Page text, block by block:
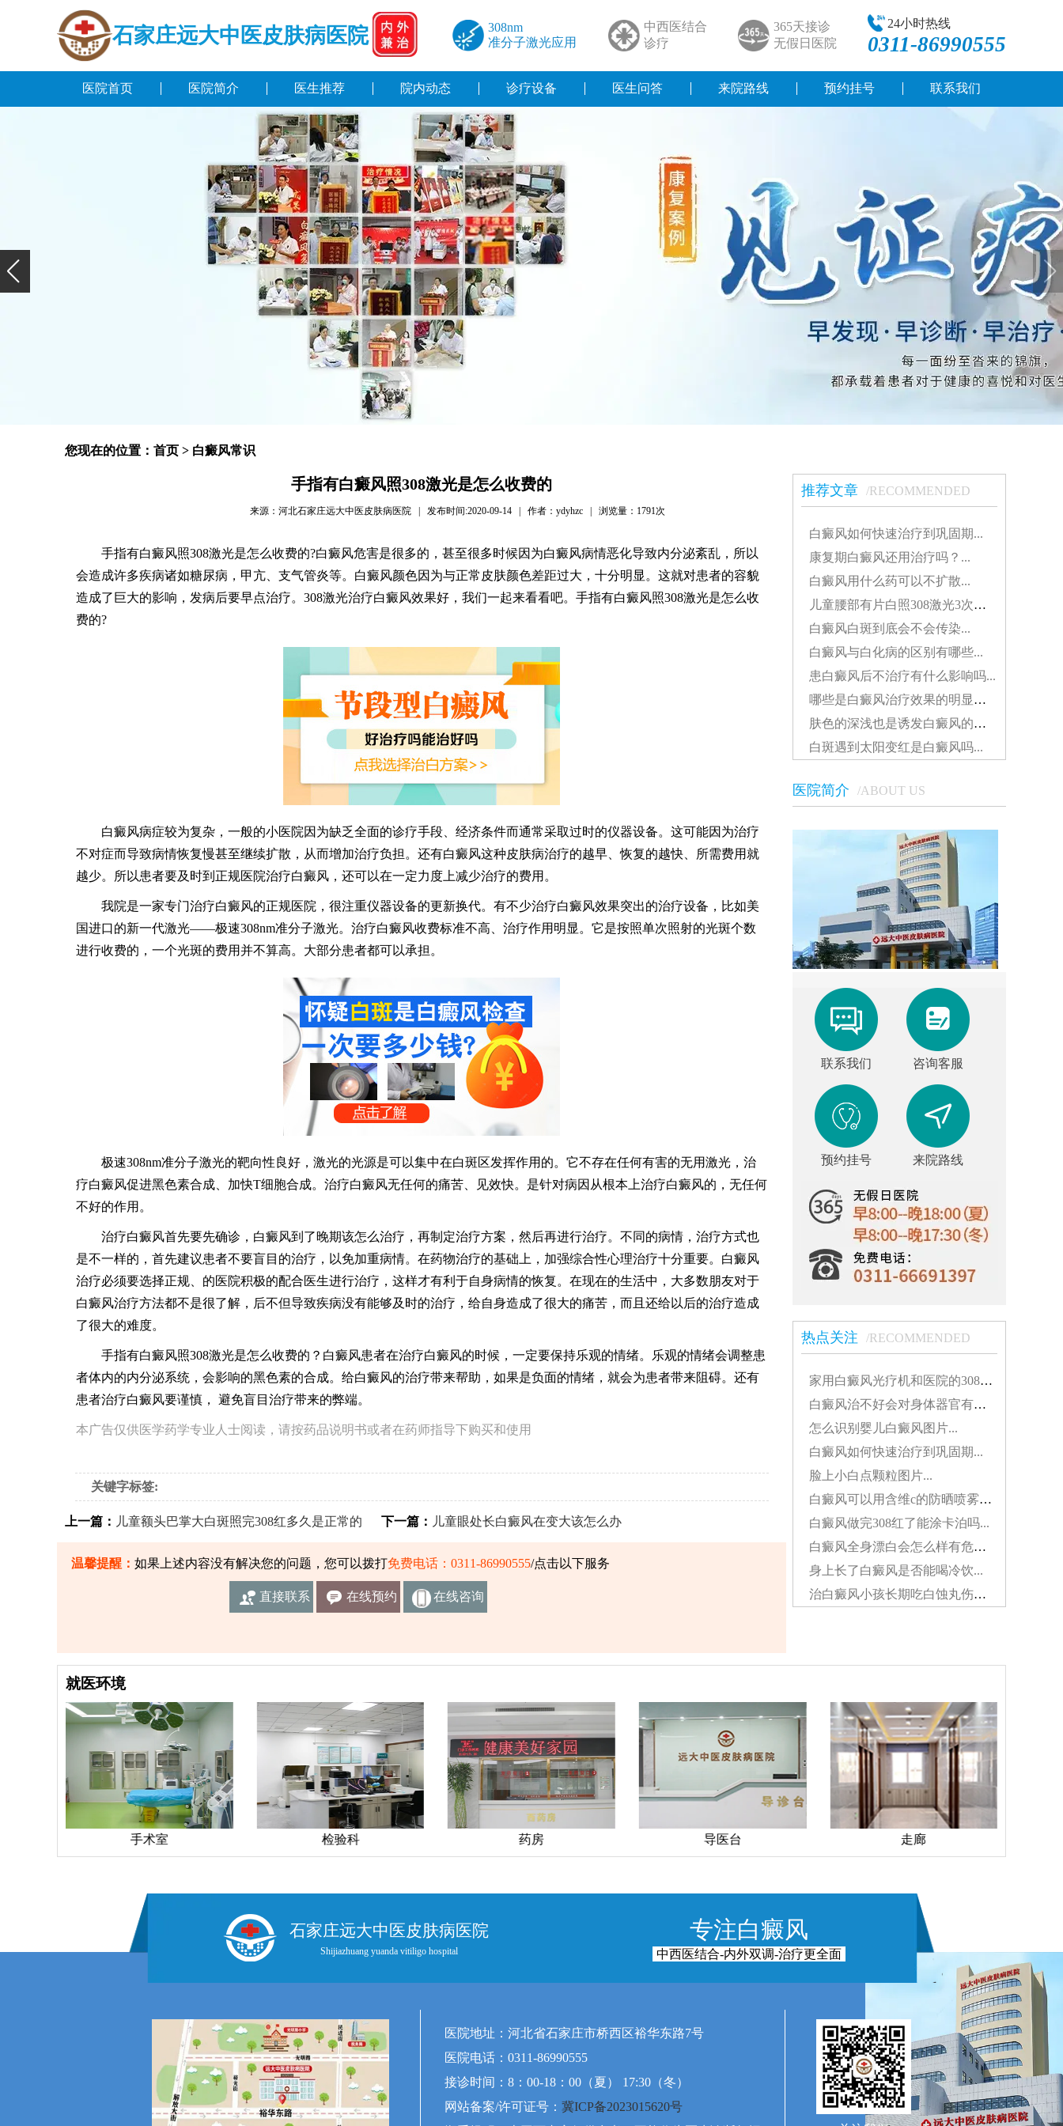
石家庄远大中医皮肤病医院
308nm
准分子激光应用
中西医结合
诊疗
365天接诊
无假日医院
24小时热线
0311-86990555
医院首页 医院简介 医生推荐 院内动态 诊疗设备 医生问答 来院路线 预约挂号 联系我们
您现在的位置： 首页 > 白癜风常识
手指有白癜风照308激光是怎么收费的
来源：河北石家庄远大中医皮肤病医院 | 发布时间:2020-09-14 | 作者：ydyhzc | 浏览量： 1791次
手指有白癜风照308激光是怎么收费的?白癜风危害是很多的，甚至很多时候因为白癜风病情恶化导致内分泌紊乱，所以
会造成许多疾病诸如糖尿病，甲亢、支气管炎等。白癜风颜色因为与正常皮肤颜色差距过大，十分明显。这就对患者的容貌
造成了巨大的影响，发病后要早点治疗。308激光治疗白癜风效果好，我们一起来看看吧。手指有白癜风照308激光是怎么收
费的?
白癜风病症较为复杂，一般的小医院因为缺乏全面的诊疗手段、经济条件而通常采取过时的仪器设备。这可能因为治疗
不对症而导致病情恢复慢甚至继续扩散，从而增加治疗负担。还有白癜风这种皮肤病治疗的越早、恢复的越快、所需费用就
越少。所以患者要及时到正规医院治疗白癜风，还可以在一定力度上减少治疗的费用。
我院是一家专门治疗白癜风的正规医院，很注重仪器设备的更新换代。有不少治疗白癜风效果突出的治疗设备，比如美
国进口的新一代激光——极速308nm准分子激光。治疗白癜风收费标准不高、治疗作用明显。它是按照单次照射的光斑个数
进行收费的，一个光斑的费用并不算高。大部分患者都可以承担。
极速308nm准分子激光的靶向性良好，激光的光源是可以集中在白斑区发挥作用的。它不存在任何有害的无用激光，治
疗白癜风促进黑色素合成、加快T细胞合成。治疗白癜风无任何的痛苦、见效快。是针对病因从根本上治疗白癜风的，无任何
不好的作用。
治疗白癜风首先要先确诊，白癜风到了晚期该怎么治疗，再制定治疗方案，然后再进行治疗。不同的病情，治疗方式也
是不一样的，首先建议患者不要盲目的治疗，以免加重病情。在药物治疗的基础上，加强综合性心理治疗十分重要。白癜风
治疗必须要选择正规、的医院积极的配合医生进行治疗，这样才有利于自身病情的恢复。在现在的生活中，大多数朋友对于
白癜风治疗方法都不是很了解，后不但导致疾病没有能够及时的治疗，给自身造成了很大的痛苦，而且还给以后的治疗造成
了很大的难度。
手指有白癜风照308激光是怎么收费的？白癜风患者在治疗白癜风的时候，一定要保持乐观的情绪。乐观的情绪会调整患
者体内的内分泌系统，会影响的黑色素的合成。给白癜风的治疗带来帮助，如果是负面的情绪，就会为患者带来阻碍。还有
患者治疗白癜风要谨慎， 避免盲目治疗带来的弊端。
本广告仅供医学药学专业人士阅读，请按药品说明书或者在药师指导下购买和使用
关键字标签:
上一篇： 儿童额头巴掌大白斑照完308红多久是正常的 下一篇： 儿童眼处长白癜风在变大该怎么办
温馨提醒：如果上述内容没有解决您的问题，您可以拨打免费电话：0311-86990555/点击以下服务
直接联系 在线预约 在线咨询
推荐文章 /RECOMMENDED
白癜风如何快速治疗到巩固期...
康复期白癜风还用治疗吗？...
白癜风用什么药可以不扩散...
儿童腰部有片白照308激光3次不见效怎么办...
白癜风白斑到底会不会传染...
白癜风与白化病的区别有哪些...
患白癜风后不治疗有什么影响吗...
哪些是白癜风治疗效果的明显表现...
肤色的深浅也是诱发白癜风的因素吗...
白斑遇到太阳变红是白癜风吗...
医院简介 /ABOUT US
联系我们 咨询客服
预约挂号 来院路线
热点关注 /RECOMMENDED
家用白癜风光疗机和医院的308有什么不同...
白癜风治不好会对身体器官有影响吗...
怎么识别婴儿白癜风图片...
白癜风如何快速治疗到巩固期...
脸上小白点颗粒图片...
白癜风可以用含维c的防晒喷雾吗...
白癜风做完308红了能涂卡泊吗...
白癜风全身漂白会怎么样有危害吗...
身上长了白癜风是否能喝冷饮...
治白癜风小孩长期吃白蚀丸伤肝吗...
就医环境
手术室 检验科 药房 导医台 走廊
石家庄远大中医皮肤病医院
Shijiazhuang yuanda vitiligo hospital
专注白癜风
中西医结合-内外双调-治疗更全面
医院地址：河北省石家庄市桥西区裕华东路7号
医院电话：0311-86990555
接诊时间：8：00-18：00（夏） 17:30（冬）
网站备案/许可证号： 冀ICP备2023015620号